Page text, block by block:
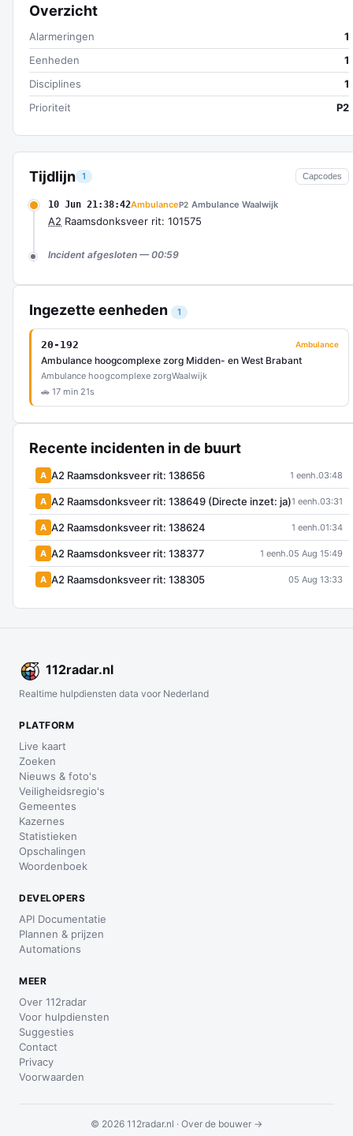
Tijdlijn 1 Capcodes
10 Jun 21:38:42AmbulanceP2 Ambulance Waalwijk
A2 Raamsdonksveer rit: 101575
Incident afgesloten — 00:59
Ingezette eenheden 1
20-192 Ambulance
Ambulance hoogcomplexe zorg Midden- en West Brabant
Ambulance hoogcomplexe zorgWaalwijk
🚗 17 min 21s
Recente incidenten in de buurt
A A2 Raamsdonksveer rit: 138656 1 eenh.03:48
A A2 Raamsdonksveer rit: 138649 (Directe inzet: ja)1 eenh.03:31
A A2 Raamsdonksveer rit: 138624 1 eenh.01:34
A A2 Raamsdonksveer rit: 138377 1 eenh.05 Aug 15:49
A A2 Raamsdonksveer rit: 138305 05 Aug 13:33
Overzicht
Alarmeringen
1
Eenheden
1
Disciplines
1
Prioriteit
P2
112radar.nl
Realtime hulpdiensten data voor Nederland
PLATFORM
Live kaart
Zoeken
Nieuws & foto's
Veiligheidsregio's
Gemeentes
Kazernes
Statistieken
Opschalingen
Woordenboek
DEVELOPERS
API Documentatie
Plannen & prijzen
Automations
MEER
Over 112radar
Voor hulpdiensten
Suggesties
Contact
Privacy
Voorwaarden
© 2026 112radar.nl · Over de bouwer →